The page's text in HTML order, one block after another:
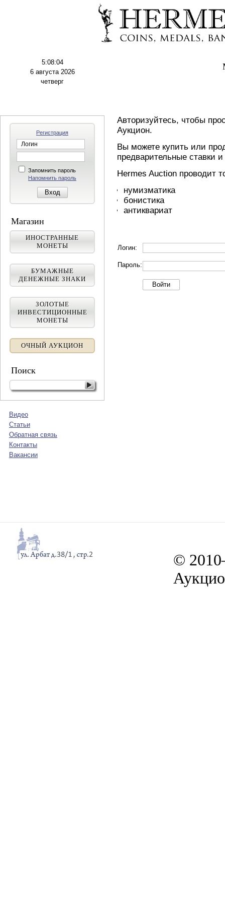
5:08:04
6 августа 2026
четверг
Регистрация
Запомнить пароль
Напомнить пароль
Магазин
ИНОСТРАННЫЕ
МОНЕТЫ
БУМАЖНЫЕ
ДЕНЕЖНЫЕ ЗНАКИ
ЗОЛОТЫЕ
ИНВЕСТИЦИОННЫЕ
МОНЕТЫ
ОЧНЫЙ АУКЦИОН
Поиск
Видео
Статьи
Обратная связь
Контакты
Вакансии
Авторизуйтесь, чтобы
Аукцион.
Вы можете купить или
предварительные ставки
Hermes Auction проводит
нумизматика
бонистика
антиквариат
Логин:
Пароль:
©